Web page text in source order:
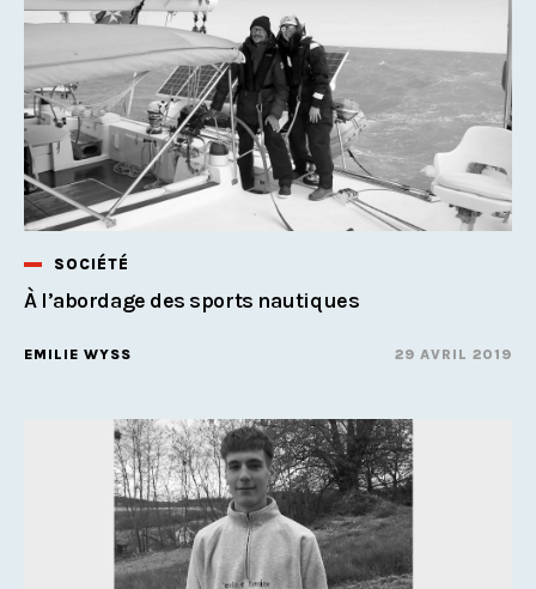
SOCIÉTÉ
À l’abordage des sports nautiques
EMILIE WYSS 29 AVRIL 2019